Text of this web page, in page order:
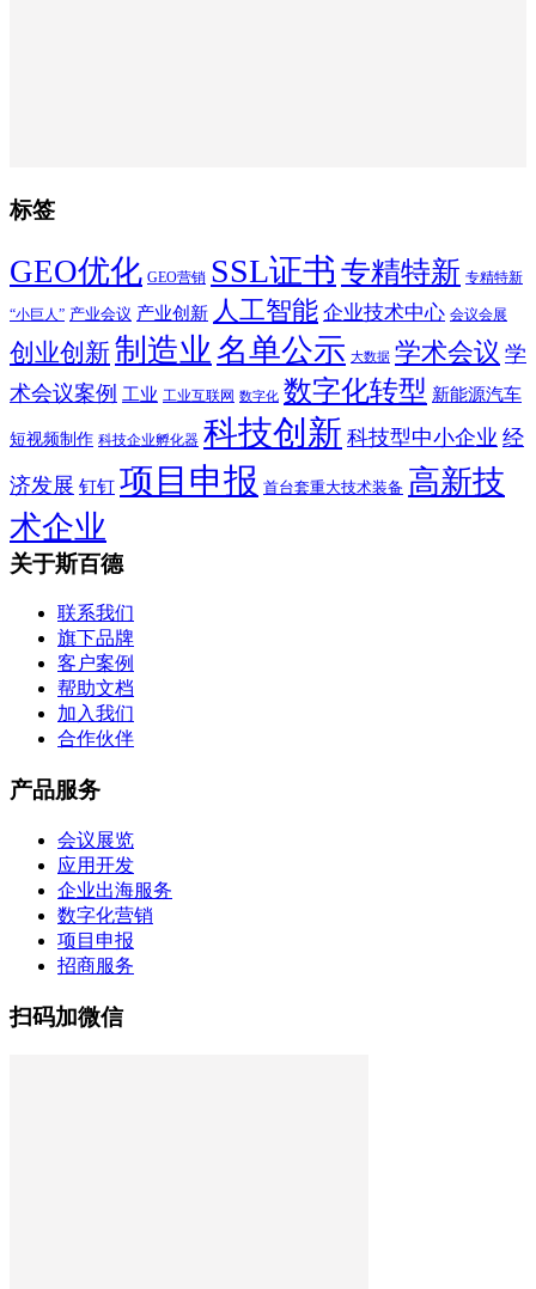
标签
GEO优化 GEO营销 SSL证书 专精特新 专精特新
“小巨人” 产业会议 产业创新 人工智能 企业技术中心 会议会展
创业创新制造业 名单公示 大数据 学术会议 学
术会议案例 工业 工业互联网 数字化 数字化转型 新能源汽车
短视频制作 科技企业孵化器 科技创新 科技型中小企业 经
济发展 钉钉 项目申报 首台套重大技术装备 高新技
术企业
关于斯百德
联系我们
旗下品牌
客户案例
帮助文档
加入我们
合作伙伴
产品服务
会议展览
应用开发
企业出海服务
数字化营销
项目申报
招商服务
扫码加微信